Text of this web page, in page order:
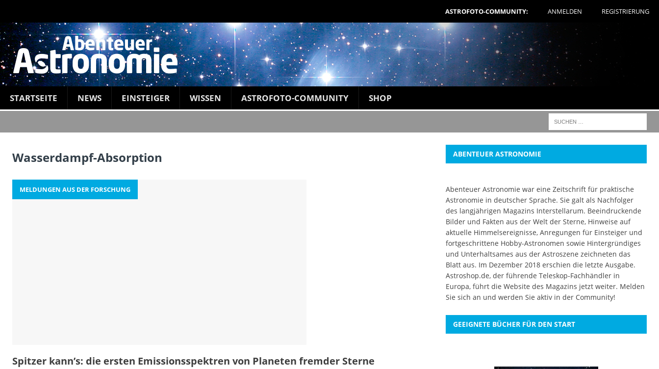
ASTROFOTO-COMMUNITY: ANMELDEN REGISTRIERUNG
STARTSEITE NEWS EINSTEIGER WISSEN ASTROFOTO-COMMUNITY SHOP
Wasserdampf-Absorption
MELDUNGEN AUS DER FORSCHUNG
Spitzer kann’s: die ersten Emissionsspektren von Planeten fremder Sterne
ABENTEUER ASTRONOMIE
Abenteuer Astronomie war eine Zeitschrift für praktische
Astronomie in deutscher Sprache. Sie galt als Nachfolger
des langjährigen Magazins Interstellarum. Beeindruckende
Bilder und Fakten aus der Welt der Sterne, Hinweise auf
aktuelle Himmelsereignisse, Anregungen für Einsteiger und
fortgeschrittene Hobby-Astronomen sowie Hintergründiges
und Unterhaltsames aus der Astroszene zeichneten das
Blatt aus. Im Dezember 2018 erschien die letzte Ausgabe.
Astroshop.de, der führende Teleskop-Fachhändler in
Europa, führt die Website des Magazins jetzt weiter. Melden
Sie sich an und werden Sie aktiv in der Community!
GEEIGNETE BÜCHER FÜR DEN START